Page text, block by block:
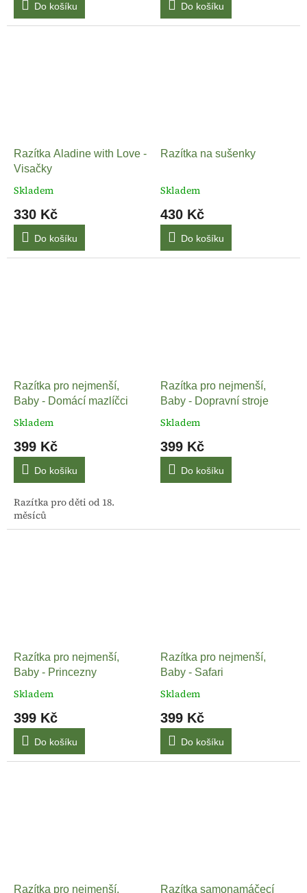
Do košíku Do košíku
Razítka Aladine with Love -
Visačky
Skladem
330 Kč
Do košíku
Razítka na sušenky
Skladem
430 Kč
Do košíku
Razítka pro nejmenší,
Baby - Domácí mazlíčci
Skladem
399 Kč
Do košíku
Razítka pro děti od 18.
měsíců
Razítka pro nejmenší,
Baby - Dopravní stroje
Skladem
399 Kč
Do košíku
Razítka pro nejmenší,
Baby - Princezny
Skladem
399 Kč
Do košíku
Razítka pro nejmenší,
Baby - Safari
Skladem
399 Kč
Do košíku
Razítka pro nejmenší, Razítka samonamáčecí